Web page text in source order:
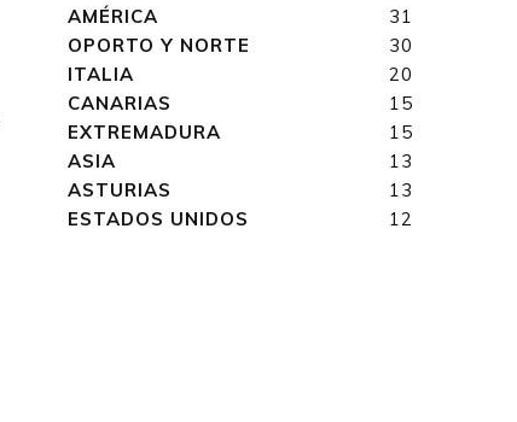
AMÉRICA
31
OPORTO Y NORTE
30
ITALIA
20
CANARIAS
15
EXTREMADURA
15
ASIA
13
ASTURIAS
13
ESTADOS UNIDOS
12